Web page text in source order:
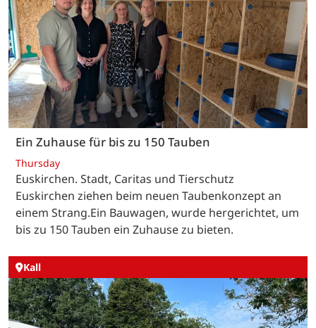
Ein Zuhause für bis zu 150 Tauben
Thursday
Euskirchen. Stadt, Caritas und Tierschutz
Euskirchen ziehen beim neuen Taubenkonzept an
einem Strang.Ein Bauwagen, wurde hergerichtet, um
bis zu 150 Tauben ein Zuhause zu bieten.
Kall